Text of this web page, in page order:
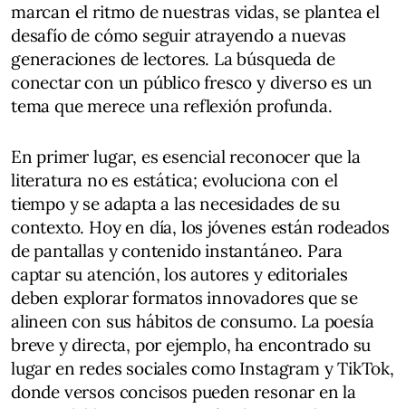
marcan el ritmo de nuestras vidas, se plantea el
desafío de cómo seguir atrayendo a nuevas
generaciones de lectores. La búsqueda de
conectar con un público fresco y diverso es un
tema que merece una reflexión profunda.
En primer lugar, es esencial reconocer que la
literatura no es estática; evoluciona con el
tiempo y se adapta a las necesidades de su
contexto. Hoy en día, los jóvenes están rodeados
de pantallas y contenido instantáneo. Para
captar su atención, los autores y editoriales
deben explorar formatos innovadores que se
alineen con sus hábitos de consumo. La poesía
breve y directa, por ejemplo, ha encontrado su
lugar en redes sociales como Instagram y TikTok,
donde versos concisos pueden resonar en la